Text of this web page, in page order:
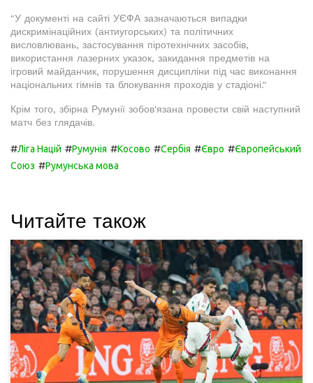
"У документі на сайті УЄФА зазначаються випадки
дискримінаційних (антиугорських) та політичних
висловлювань, застосування піротехнічних засобів,
використання лазерних указок, закидання предметів на
ігровий майданчик, порушення дисципліни під час виконання
національних гімнів та блокування проходів у стадіоні."
Крім того, збірна Румунії зобов'язана провести свій наступний
матч без глядачів.
#Ліга Націй #Румунія #Косово #Сербія #Євро #Європейський
Союз #Румунська мова
Читайте також